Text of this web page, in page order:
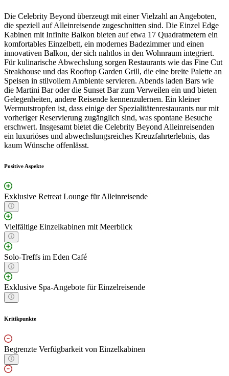
Die Celebrity Beyond überzeugt mit einer Vielzahl an Angeboten,
die speziell auf Alleinreisende zugeschnitten sind. Die Einzel Edge
Kabinen mit Infinite Balkon bieten auf etwa 17 Quadratmetern ein
komfortables Einzelbett, ein modernes Badezimmer und einen
innovativen Balkon, der sich nahtlos in den Wohnraum integriert.
Für kulinarische Abwechslung sorgen Restaurants wie das Fine Cut
Steakhouse und das Rooftop Garden Grill, die eine breite Palette an
Speisen in stilvollem Ambiente servieren. Abends laden Bars wie
die Martini Bar oder die Sunset Bar zum Verweilen ein und bieten
Gelegenheiten, andere Reisende kennenzulernen. Ein kleiner
Wermutstropfen ist, dass einige der Spezialitätenrestaurants nur mit
vorheriger Reservierung zugänglich sind, was spontane Besuche
erschwert. Insgesamt bietet die Celebrity Beyond Alleinreisenden
ein luxuriöses und abwechslungsreiches Kreuzfahrterlebnis, das
kaum Wünsche offenlässt.
Positive Aspekte
Exklusive Retreat Lounge für Alleinreisende
Vielfältige Einzelkabinen mit Meerblick
Solo-Treffs im Eden Café
Exklusive Spa-Angebote für Einzelreisende
Kritikpunkte
Begrenzte Verfügbarkeit von Einzelkabinen